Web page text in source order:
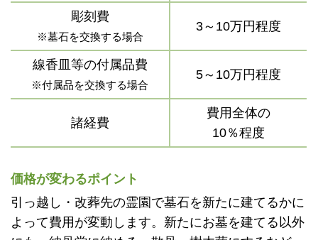
彫刻費
※墓石を交換する場合
3～10万円程度
線香皿等の付属品費
※付属品を交換する場合
5～10万円程度
諸経費
費用全体の
10％程度
価格が変わるポイント
引っ越し・改葬先の霊園で墓石を新たに建てるかに
よって費用が変動します。新たにお墓を建てる以外